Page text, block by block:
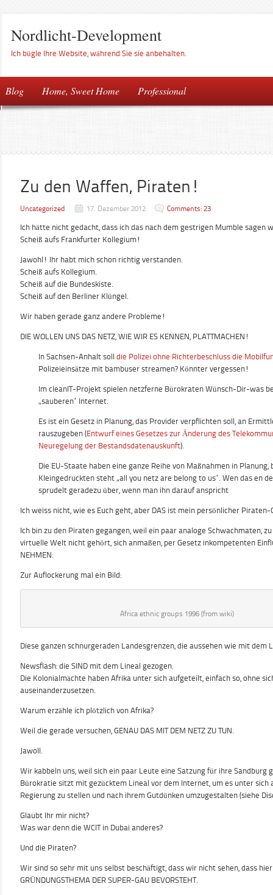
Nordlicht-Development
Ich bügle Ihre Website, während Sie sie anbehalten.
Blog Home, Sweet Home Professional
Zu den Waffen, Piraten!
Uncategorized 17. Dezember 2012 Comments: 23
Ich hätte nicht gedacht, dass ich das nach dem gestrigen Mumble sagen
Scheiß aufs Frankfurter Kollegium!
Jawohl! Ihr habt mich schon richtig verstanden.
Scheiß aufs Kollegium.
Scheiß auf die Bundeskiste.
Scheiß auf den Berliner Klüngel.
Wir haben gerade ganz andere Probleme!
DIE WOLLEN UNS DAS NETZ, WIE WIR ES KENNEN, PLATTMACHEN!
In Sachsen-Anhalt soll die Polizei ohne Richterbeschluss die
Polizeieinsätze mit bambuser streamen? Könnter vergessen!
Im cleanIT-Projekt spielen netzferne Bürokraten Wünsch-Dir-was
„sauberen“ Internet.
Es ist ein Gesetz in Planung, das Provider verpflichten soll, an
rauszugeben (Entwurf eines Gesetzes zur Änderung des
Neuregelung der Bestandsdatenauskunft).
Die EU-Staate haben eine ganze Reihe von Maßnahmen in Planung,
Kleingedruckten steht „all you netz are belong to us“. Wen das en
sprudelt geradezu über, wenn man ihn darauf anspricht
Ich weiss nicht, wie es Euch geht, aber DAS ist mein persönlicher
Ich bin zu den Piraten gegangen, weil ein paar analoge Schwachmaten,
virtuelle Welt nicht gehört, sich anmaßen, per Gesetz inkompetenten
NEHMEN.
Zur Auflockerung mal ein Bild:
Africa ethnic groups 1996 (from wiki)
Diese ganzen schnurgeraden Landesgrenzen, die aussehen wie mit dem
Newsflash: die SIND mit dem Lineal gezogen.
Die Kolonialmächte haben Afrika unter sich aufgeteilt, einfach so, ohne
auseinanderzusetzen.
Warum erzähle ich plötzlich von Afrika?
Weil die gerade versuchen, GENAU DAS MIT DEM NETZ ZU TUN.
Jawoll.
Wir kabbeln uns, weil sich ein paar Leute eine Satzung für ihre Sandburg
Bürokratie sitzt mit gezücktem Lineal vor dem Internet, um es unter sich
Regierung zu stellen und nach ihrem Gutdünken umzugestalten (siehe
Glaubt Ihr mir nicht?
Was war denn die WCIT in Dubai anderes?
Und die Piraten?
Wir sind so sehr mit uns selbst beschäftigt, dass wir nicht sehen, dass hier
GRÜNDUNGSTHEMA DER SUPER-GAU BEVORSTEHT.